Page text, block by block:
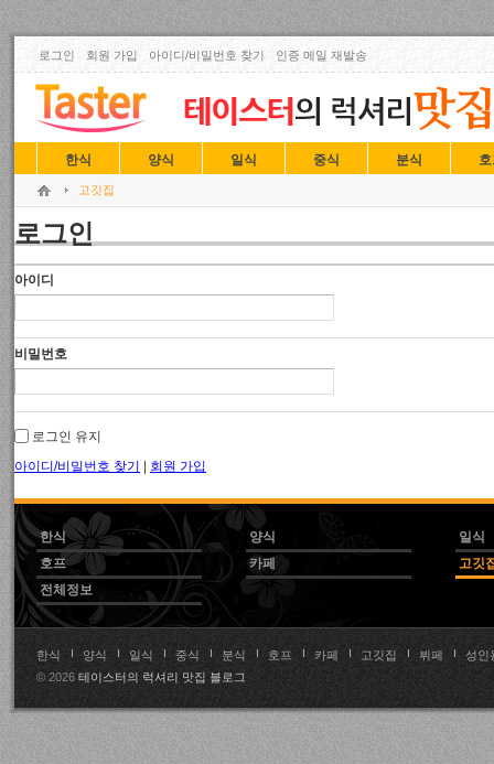
로그인 회원 가입 아이디/비밀번호 찾기 인증 메일 재발송
한식 양식 일식 중식 분식
고깃집
로그인
아이디
비밀번호
로그인 유지
아이디/비밀번호 찾기
회원 가입
한식 양식
일식
호프
카페
고깃
전체정보
한식 양식 일식 중식 분식 호프 카페 고깃집 뷔페
성인
© 2026 테이스터의 럭셔리 맛집 블로그